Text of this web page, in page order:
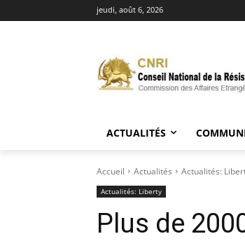
jeudi, août 6, 2026
ACTUALITÉS
Accueil Actualités Actualités:
Actualités: Liberty
Plus de